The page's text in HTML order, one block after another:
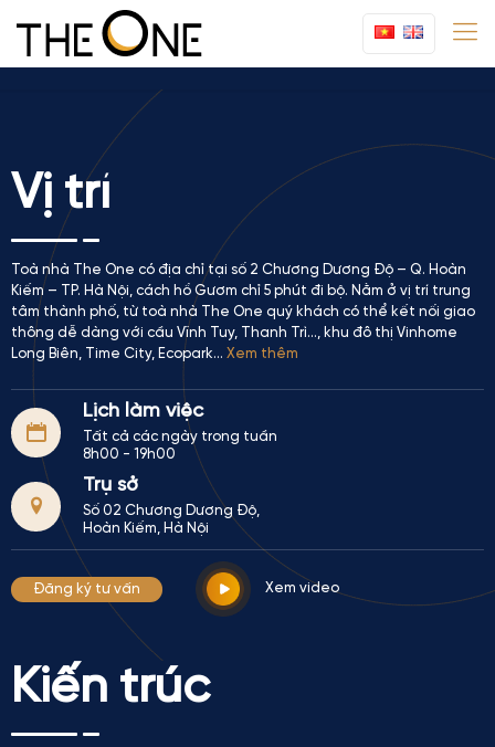
Vị trí
Toà nhà The One có địa chỉ tại số 2 Chương Dương Độ – Q. Hoàn
Kiếm – TP. Hà Nội, cách hồ Gươm chỉ 5 phút đi bộ. Nằm ở vị trí trung
tâm thành phố, từ toà nhà The One quý khách có thể kết nối giao
thông dễ dàng với cầu Vĩnh Tuy, Thanh Trì…, khu đô thị Vinhome
Long Biên, Time City, Ecopark... Xem thêm
Lịch làm việc
Tất cả các ngày trong tuần
8h00 - 19h00
Trụ sở
Số 02 Chương Dương Độ,
Hoàn Kiếm, Hà Nội
Đăng ký tư vấn Xem video
Kiến trúc